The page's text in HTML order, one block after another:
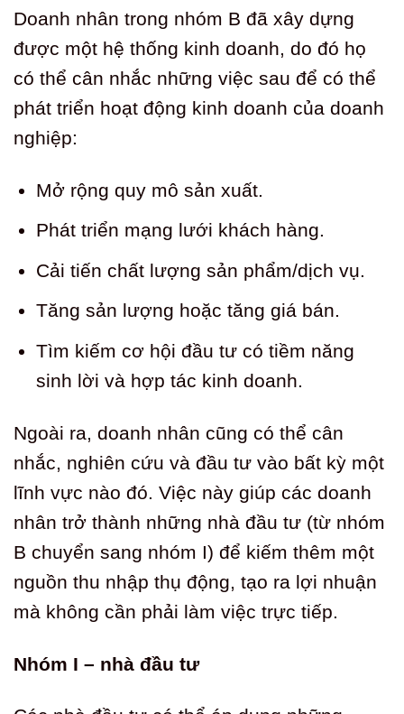
Doanh nhân trong nhóm B đã xây dựng
được một hệ thống kinh doanh, do đó họ
có thể cân nhắc những việc sau để có thể
phát triển hoạt động kinh doanh của doanh
nghiệp:
Mở rộng quy mô sản xuất.
Phát triển mạng lưới khách hàng.
Cải tiến chất lượng sản phẩm/dịch vụ.
Tăng sản lượng hoặc tăng giá bán.
Tìm kiếm cơ hội đầu tư có tiềm năng
sinh lời và hợp tác kinh doanh.
Ngoài ra, doanh nhân cũng có thể cân
nhắc, nghiên cứu và đầu tư vào bất kỳ một
lĩnh vực nào đó. Việc này giúp các doanh
nhân trở thành những nhà đầu tư (từ nhóm
B chuyển sang nhóm I) để kiếm thêm một
nguồn thu nhập thụ động, tạo ra lợi nhuận
mà không cần phải làm việc trực tiếp.
Nhóm I – nhà đầu tư